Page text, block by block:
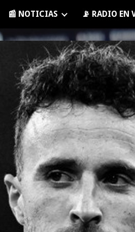
content
📰 NOTICIAS 📡 RADIO EN